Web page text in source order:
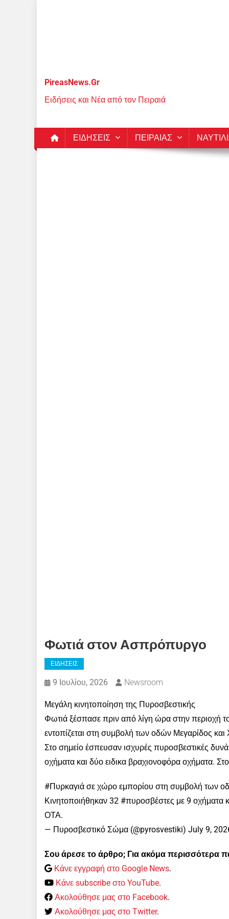
PireasNews.Gr
Ειδήσεις και Νέα από τον Πειραιά
ΕΙΔΗΣΕΙΣ ΠΕΙΡΑΙΑΣ
Φωτιά στον Ασπρόπυργο
ΕΙΔΗΣΕΙΣ
9 Ιουλίου, 2026 Newsroom
Μεγάλη κινητοποίηση της Πυροσβεστικής
Φωτιά ξέσπασε πριν από λίγη ώρα στην
εντοπίζεται στη συμβολή των οδών Μεγαρίδος
Στο σημείο έσπευσαν ισχυρές πυροσβεστικές
οχήματα και δύο ειδικα βραχιονοφόρα οχήματα.
#Πυρκαγιά σε χώρο εμπορίου στη συμβολή των
Κινητοποιήθηκαν 32 #πυροσβέστες με 9 οχήματα
ΟΤΑ.
— Πυροσβεστικό Σώμα (@pyrosvestiki) July 9,
Σου άρεσε το άρθρο; Για ακόμα περισσότερα
Κάνε εγγραφή στο Google News.
Κάνε subscribe στο YouTube.
Ακολούθησε μας στο Facebook.
Ακολούθησε μας στο Twitter.